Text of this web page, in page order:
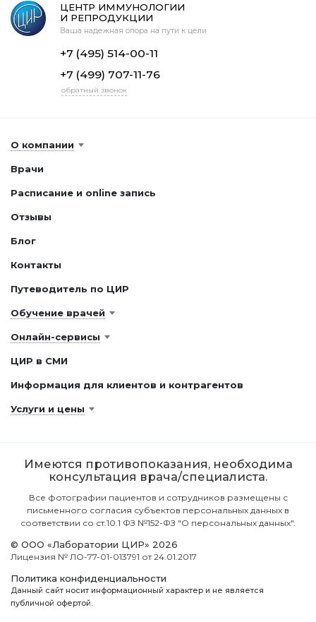
ЦЕНТР ИММУНОЛОГИИ
И РЕПРОДУКЦИИ
Ваша надежная опора на пути к цели
+7 (495) 514-00-11
+7 (499) 707-11-76
обратный звонок
О компании
Врачи
Расписание и online запись
Отзывы
Блог
Контакты
Путеводитель по ЦИР
Обучение врачей
Онлайн-сервисы
ЦИР в СМИ
Информация для клиентов и контрагентов
Услуги и цены
Имеются противопоказания, необходима
консультация врача/специалиста.
Все фотографии пациентов и сотрудников размещены с
письменного согласия субъектов персональных данных в
соответствии со ст.10.1 ФЗ №152-ФЗ "О персональных данных".
© ООО «Лаборатории ЦИР» 2026
Лицензия № ЛО-77-01-013791 от 24.01.2017
Политика конфиденциальности
Данный сайт носит информационный характер и не является
публичной офертой.